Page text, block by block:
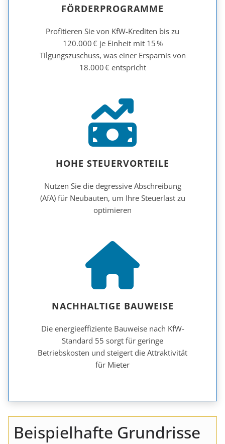
FÖRDERPROGRAMME
Profitieren Sie von KfW-Krediten bis zu
120.000 € je Einheit mit 15 %
Tilgungszuschuss, was einer Ersparnis von
18.000 € entspricht
HOHE STEUERVORTEILE
Nutzen Sie die degressive Abschreibung
(AfA) für Neubauten, um Ihre Steuerlast zu
optimieren
NACHHALTIGE BAUWEISE
Die energieeffiziente Bauweise nach KfW-
Standard 55 sorgt für geringe
Betriebskosten und steigert die Attraktivität
für Mieter
Beispielhafte Grundrisse